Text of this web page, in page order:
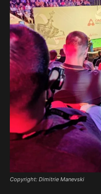
Copyright: Dimitrie Manevski